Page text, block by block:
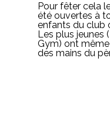
Pour fêter cela
été ouvertes à
enfants du club
Les plus jeunes
Gym) ont
des mains du